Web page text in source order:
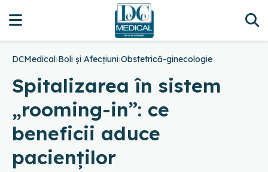
DCMedical›Boli și Afecțiuni›Obstetrică-ginecologie
Spitalizarea în sistem
„rooming-in”: ce
beneficii aduce
pacienților